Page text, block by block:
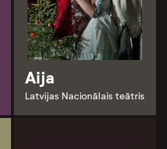
Aija
Latvijas Nacionālais teātris